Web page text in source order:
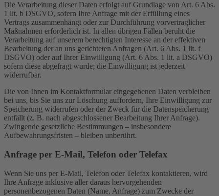
Die Verarbeitung dieser Daten erfolgt auf Grundlage von Art. 6 Abs.
1 lit. b DSGVO, sofern Ihre Anfrage mit der Erfüllung eines
Vertrags zusammenhängt oder zur Durchführung vorvertraglicher
Maßnahmen erforderlich ist. In allen übrigen Fällen beruht die
Verarbeitung auf unserem berechtigten Interesse an der effektiven
Bearbeitung der an uns gerichteten Anfragen (Art. 6 Abs. 1 lit. f
DSGVO) oder auf Ihrer Einwilligung (Art. 6 Abs. 1 lit. a DSGVO)
sofern diese abgefragt wurde; die Einwilligung ist jederzeit
widerrufbar.
Die von Ihnen im Kontaktformular eingegebenen Daten verbleiben
bei uns, bis Sie uns zur Löschung auffordern, Ihre Einwilligung zur
Speicherung widerrufen oder der Zweck für die Datenspeicherung
entfällt (z. B. nach abgeschlossener Bearbeitung Ihrer Anfrage).
Zwingende gesetzliche Bestimmungen – insbesondere
Aufbewahrungsfristen – bleiben unberührt.
Anfrage per E-Mail, Telefon oder Telefax
Wenn Sie uns per E-Mail, Telefon oder Telefax kontaktieren, wird
Ihre Anfrage inklusive aller daraus hervorgehenden
personenbezogenen Daten (Name, Anfrage) zum Zwecke der